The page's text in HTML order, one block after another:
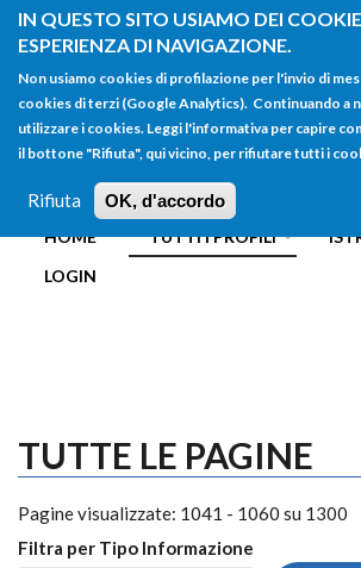
IN QUESTO SITO USIAMO DEI
ESPERIENZA DI NAVIGAZIONE.
Non usiamo cookies di profilazione per l'invio di
cookies di terzi (Google Analytics). Continuando a
utilizzare i cookies. Leggi l'informativa per capire
il bottone "Rifiuta", qui vicino, per rifiutare tutti i
Rifiuta OK, d'accordo
Salta al contenuto principale
FORM
DI
RICERCA
Main menu
HOME TUTTI I PROFILI
LOGIN
TUTTE LE PAGINE
Pagine visualizzate: 1041 - 1060 su 1300
Filtra per Tipo Informazione